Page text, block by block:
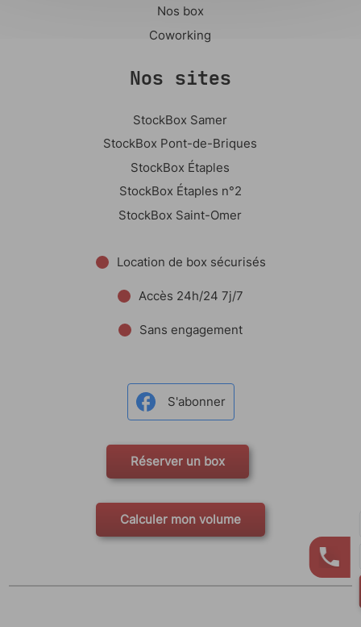
Nos box
Coworking
Nos sites
StockBox Samer
StockBox Pont-de-Briques
StockBox Étaples
StockBox Étaples n°2
StockBox Saint-Omer
Location de box sécurisés
Accès 24h/24 7j/7
Sans engagement
S'abonner
Réserver un box
Calculer mon volume